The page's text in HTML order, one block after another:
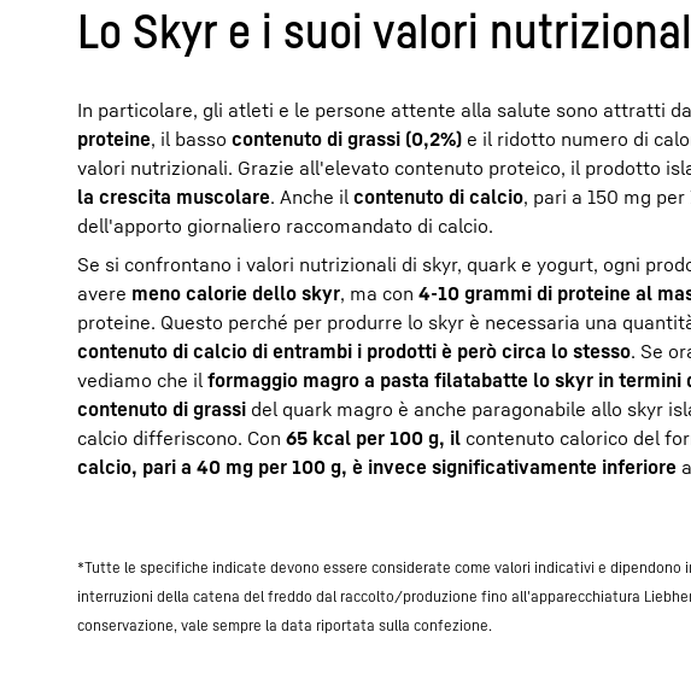
Lo Skyr e i suoi valori
In particolare, gli atleti e le persone attente alla salute sono attratti
proteine, il basso contenuto di grassi (0,2%) e il ridotto numero di
valori nutrizionali. Grazie all'elevato contenuto proteico, il prodotto
la crescita muscolare. Anche il contenuto di calcio, pari a 150 mg per
dell'apporto giornaliero raccomandato di calcio.
Se si confrontano i valori nutrizionali di skyr, quark e yogurt, ogni
avere meno calorie dello skyr, ma con 4-10 grammi di proteine al
proteine. Questo perché per produrre lo skyr è necessaria una
contenuto di calcio di entrambi i prodotti è però circa lo stesso. Se
vediamo che il formaggio magro a pasta filatabatte lo skyr in termini
contenuto di grassi del quark magro è anche paragonabile allo skyr
calcio differiscono. Con 65 kcal per 100 g, il contenuto calorico del
calcio, pari a 40 mg per 100 g, è invece significativamente inferiore
*Tutte le specifiche indicate devono essere considerate come valori indicativi e
interruzioni della catena del freddo dal raccolto/produzione fino all'apparecchiatura
conservazione, vale sempre la data riportata sulla confezione.